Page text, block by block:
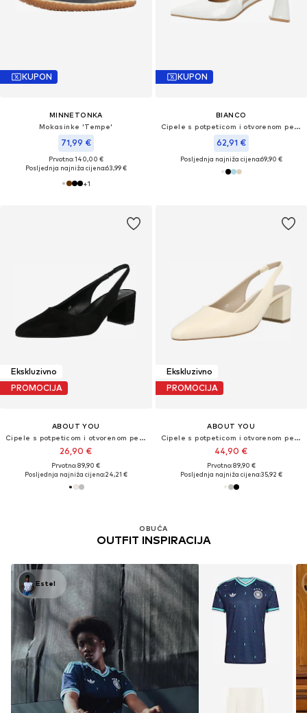
KUPON
MINNETONKA
Mokasinke 'Tempe'
71,99 €
Prvotno: 140,00 €
Posljednja najniža cijena:63,99 €
+1
KUPON
BIANCO
Cipele s potpeticom i otvorenom petom 'Maralyn'
62,91 €
Posljednja najniža cijena:69,90 €
Ekskluzivno
PROMOCIJA
ABOUT YOU
Cipele s potpeticom i otvorenom petom 'Aurelia'
26,90 €
Prvotno: 89,90 €
Posljednja najniža cijena:24,21 €
Ekskluzivno
PROMOCIJA
ABOUT YOU
Cipele s potpeticom i otvorenom petom 'Aurelia'
44,90 €
Prvotno: 89,90 €
Posljednja najniža cijena:35,92 €
OBUĆA
OUTFIT INSPIRACIJA
Estel